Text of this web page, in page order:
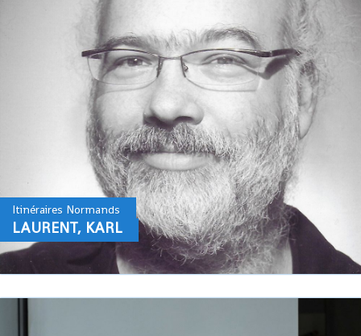
Itinéraires Normands
LAURENT, KARL